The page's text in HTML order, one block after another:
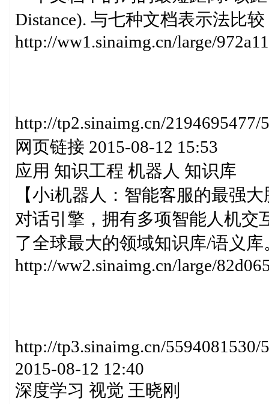
Distance). 与七种文档表示法比
http://ww1.sinaimg.cn/large/
http://tp2.sinaimg.cn/
网页链接 2015-08-12 15:53
应用 知识工程 机器人 知识库
【小i机器人：智能客服的最强
对话引擎，拥有多项智能人机交
了全球最大的领域知识库/语义库
http://ww2.sinaimg.cn/large/
http://tp3.sinaimg.cn/
2015-08-12 12:40
深度学习 视觉 王晓刚